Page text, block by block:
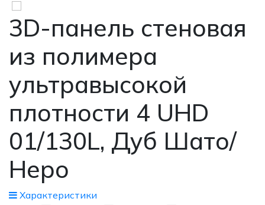
3D-панель стеновая
из полимера
ультравысокой
плотности 4 UHD
01/130L, Дуб Шато/
Неро
Xарактеристики